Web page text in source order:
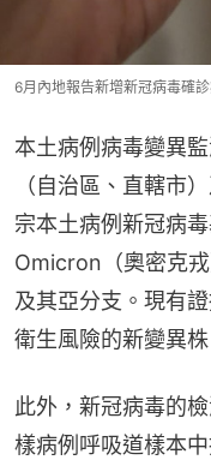
6月內地報告新增新冠病毒確
本土病例病毒變異
（自治區、直轄市
宗本土病例新冠病
Omicron（奧密克
及其亞分支。現有
衛生風險的新變異株
此外，新冠病毒的
樣病例呼吸道樣本